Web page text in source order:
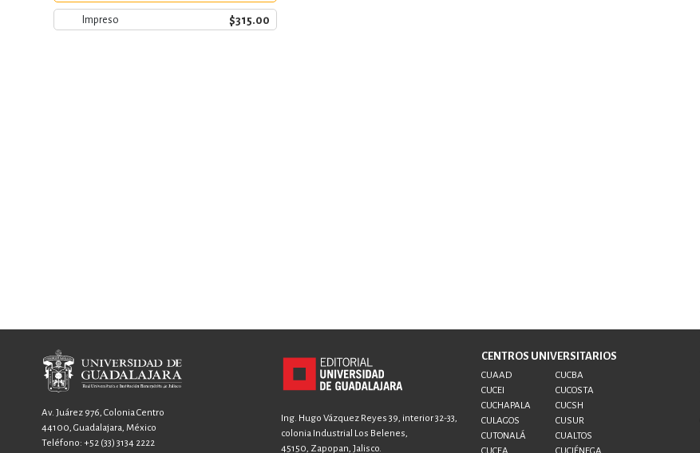
Impreso $315.00
Av. Juárez 976, Colonia Centro
44100, Guadalajara, México
Teléfono: +52 (33) 3134 2222
Ing. Hugo Vázquez Reyes 39, interior 32-33,
colonia Industrial Los Belenes,
45150, Zapopan, Jalisco.
CENTROS UNIVERSITARIOS
CUAAD
CUCBA
CUCEI
CUCOSTA
CUCHAPALA
CUCSH
CULAGOS
CUSUR
CUTONALÁ
CUALTOS